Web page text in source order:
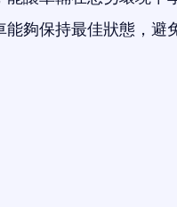
夠保持最佳狀態，避